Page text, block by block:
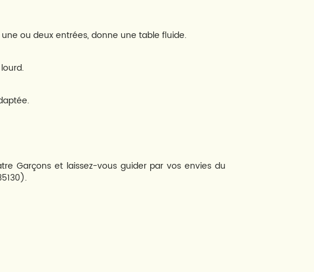
ou deux entrées, donne une table fluide.
Garçons et laissez-vous guider par vos envies du